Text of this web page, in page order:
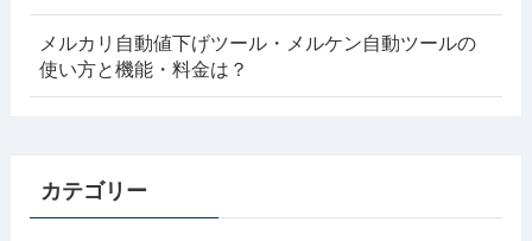
メルカリ自動値下げツール・メルケン自動ツールの
使い方と機能・料金は？
カテゴリー